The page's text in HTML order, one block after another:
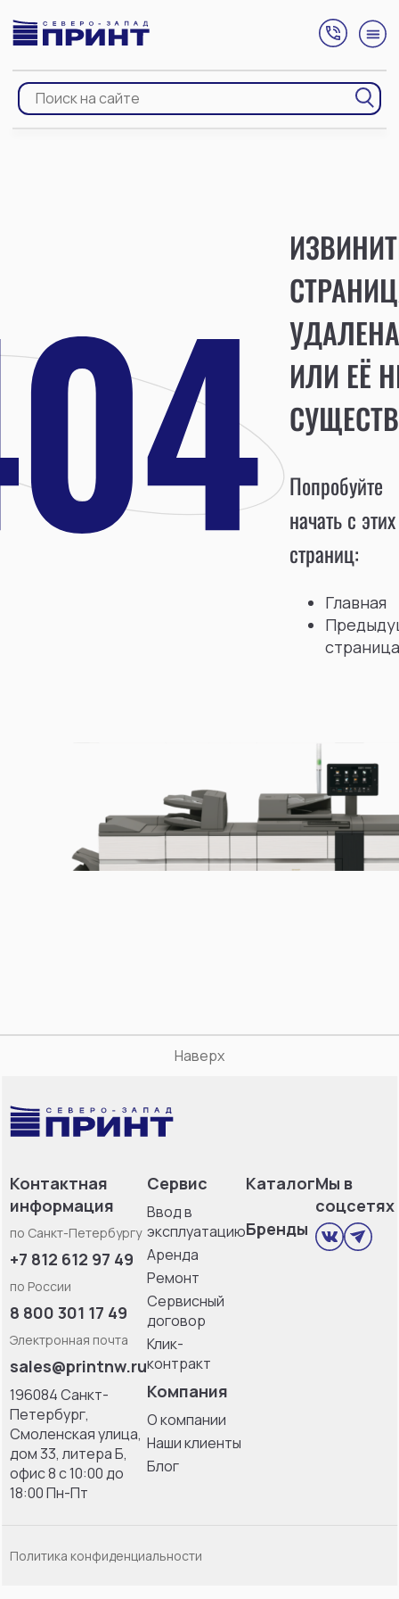
УДАЛЕНА
ИЛИ ЕЁ
Попробуйте
начать с этих
страниц:
Главная
страница
Наверх
Контактная
информация
по Санкт-Петербургу
+7 812 612 97 49
по России
8 800 301 17 49
Электронная почта
sales@printnw.ru
196084 Санкт-
Петербург,
Смоленская улица,
дом 33, литерa Б,
офис 8 с 10:00 до
18:00 Пн-Пт
Сервис
Ввод в
эксплуатацию
Аренда
Ремонт
Сервисный
договор
Клик-
контракт
Компания
О компании
Наши клиенты
Блог
Каталог
Бренды
Мы в
соцсетях
Политика конфиденциальности